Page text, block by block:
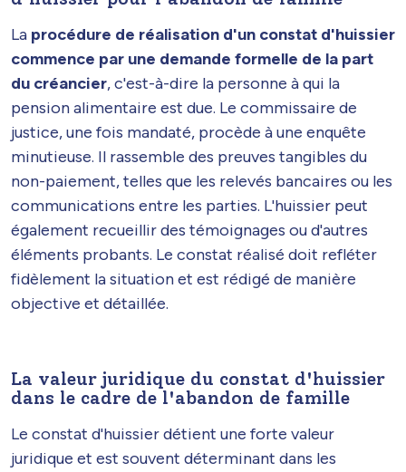
La procédure de réalisation d'un constat d'huissier
commence par une demande formelle de la part
du créancier, c'est-à-dire la personne à qui la
pension alimentaire est due. Le commissaire de
justice, une fois mandaté, procède à une enquête
minutieuse. Il rassemble des preuves tangibles du
non-paiement, telles que les relevés bancaires ou les
communications entre les parties. L'huissier peut
également recueillir des témoignages ou d'autres
éléments probants. Le constat réalisé doit refléter
fidèlement la situation et est rédigé de manière
objective et détaillée.
La valeur juridique du constat d'huissier
dans le cadre de l'abandon de famille
Le constat d'huissier détient une forte valeur
juridique et est souvent déterminant dans les